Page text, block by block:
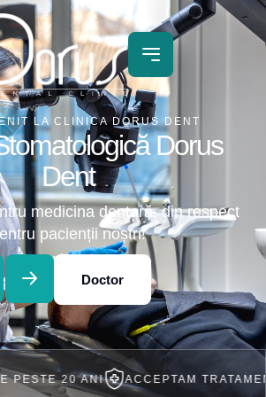
LA CLINICA DORUS DENT
Dorus
Dent
medicina dentară, din respect
pacienții noștri!
Doctor
20 ANI ACCEPTAM TRATAMENT IN